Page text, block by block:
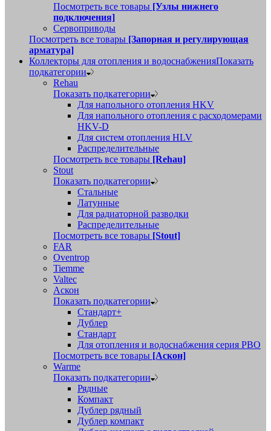
Посмотреть все товары [Узлы нижнего
подключения]
Сервоприводы
Посмотреть все товары [Запорная и регулирующая
арматура]
Коллекторы для отопления и водоснабженияПоказать
подкатегории
Rehau
Показать подкатегории
Для напольного отопления HKV
Для напольного отопления с расходомерами
HKV-D
Для систем отопления HLV
Распределительные
Посмотреть все товары [Rehau]
Stout
Показать подкатегории
Стальные
Латунные
Для радиаторной разводки
Распределительные
Посмотреть все товары [Stout]
FAR
Oventrop
Tiemme
Valtec
Аскон
Показать подкатегории
Стандарт+
Дублер
Стандарт
Для отопления и водоснабжения серия РВО
Посмотреть все товары [Аскон]
Warme
Показать подкатегории
Рядные
Компакт
Дублер рядный
Дублер компакт